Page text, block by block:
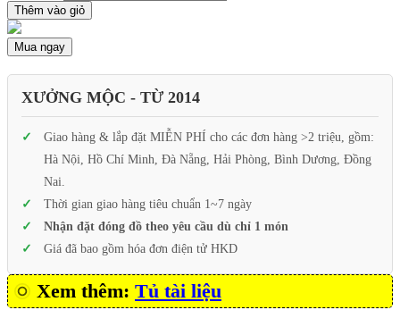
Thêm vào giỏ
Mua ngay
XƯỞNG MỘC - TỪ 2014
Giao hàng & lắp đặt MIỄN PHÍ cho các đơn hàng >2 triệu, gồm:
Hà Nội, Hồ Chí Minh, Đà Nẵng, Hải Phòng, Bình Dương, Đồng
Nai.
Thời gian giao hàng tiêu chuẩn 1~7 ngày
Nhận đặt đóng đồ theo yêu cầu dù chỉ 1 món
Giá đã bao gồm hóa đơn điện tử HKD
Xem thêm: Tủ tài liệu